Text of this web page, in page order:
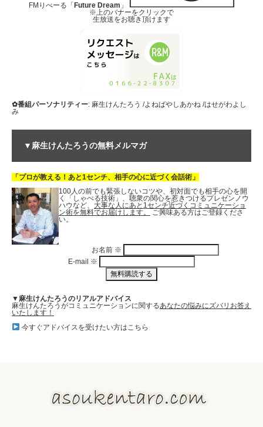
FMりべーる「Future Dream 」
※上のバナーをクリックで
生放送をお聴き頂けます
✿番組パーソナリティー: 麻生けんたろう /よねばやしあかね /はせがわよし
み
▼麻生けんたろうの無料メルマガ
「プロが教える！あと1センチ、相手の心に近づく会話術」
100人の前でも緊張しないコツや、初対面でも相手の心を開
く「しゃべる技術」、聴衆の関心を惹きつけるプレゼンノウ
ハウなど、 大事な人にあと1センチ近づくコミュニケーショ
ン術を無料でお届けします。
ご興味ある方はご登録くださ
い。
お名前 ※
E-mail ※
▼麻生けんたろうのリアルアドバイス
麻生けんたろうがコミュニケーションに関するあなたの悩みにズバリお答え
いたします！
今すぐアドバイスを受けたい方はこちら